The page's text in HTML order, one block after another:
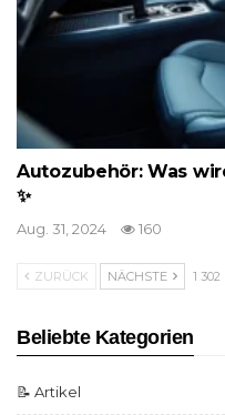
Autozubehör: Was
✨
Aug. 31, 2024 160
ZURÜCK NÄCHSTE 1 302
Beliebte Kategorien
📝 Artikel